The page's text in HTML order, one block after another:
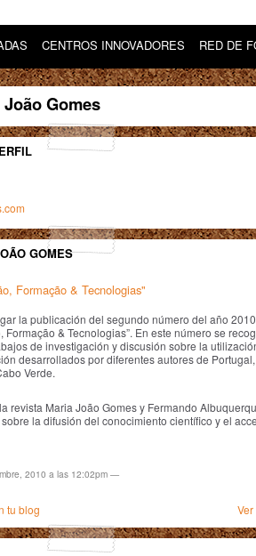
CENTROS INNOVADORES RED DE
Gomes
GOMES
Formação & Tecnologias"
la publicación del segundo número del año
Formação & Tecnologias”. En este número se
de investigación y discusión sobre la
desarrollados por diferentes autores de Portugal,
Verde.
revista Maria João Gomes y Fermando
la difusión del conocimiento científico y el
2010 a las 12:02pm —
tu blog